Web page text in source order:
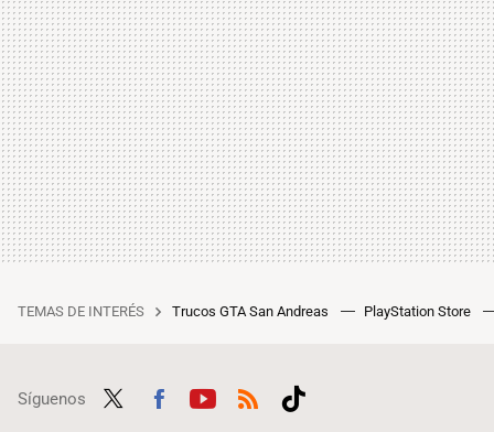
TEMAS DE INTERÉS Trucos GTA San Andreas PlayStation Store
Síguenos